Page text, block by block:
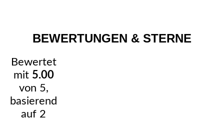
BEWERTUNGEN & STERNE
Bewertet
mit 5.00
von 5,
basierend
auf 2